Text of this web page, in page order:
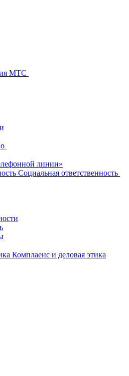
МТС
линии»
Социальная ответственность
Комплаенс и деловая этика